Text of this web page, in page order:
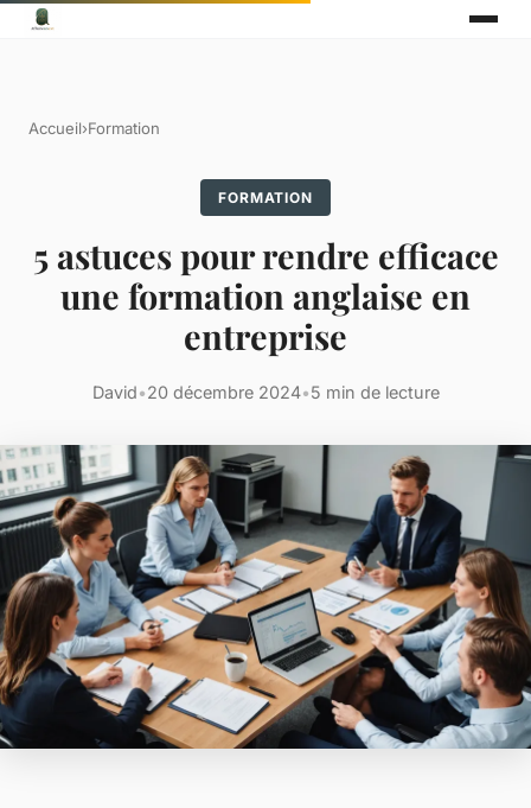
Accueil›Formation
FORMATION
5 astuces pour rendre efficace
une formation anglaise en
entreprise
David•20 décembre 2024•5 min de lecture